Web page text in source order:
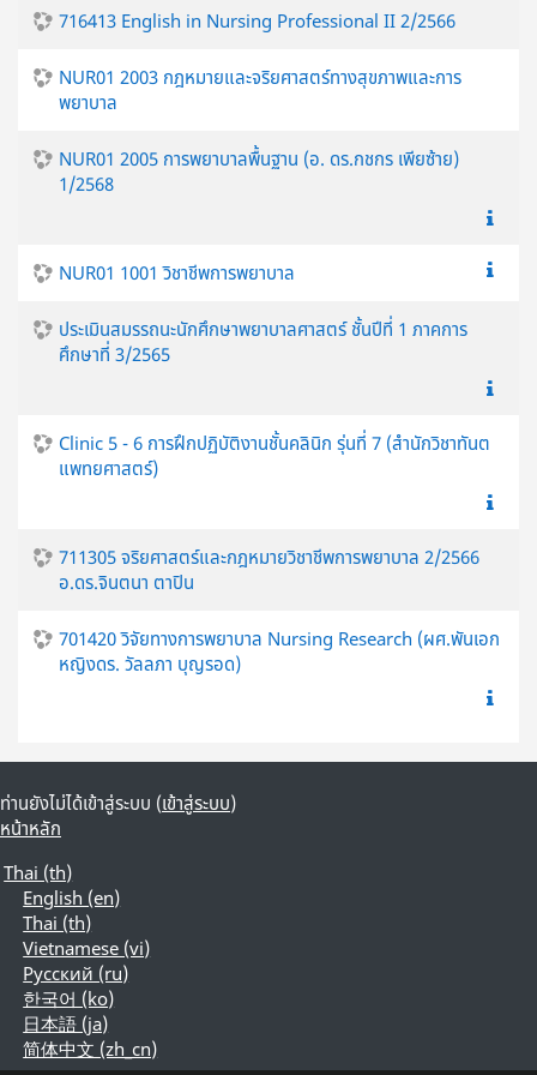
716413 English in Nursing Professional II 2/2566
NUR01 2003 กฎหมายและจริยศาสตร์ทางสุขภาพและการ
พยาบาล
NUR01 2005 การพยาบาลพื้นฐาน (อ. ดร.กชกร เพียซ้าย)
1/2568
NUR01 1001 วิชาชีพการพยาบาล
ประเมินสมรรถนะนักศึกษาพยาบาลศาสตร์ ชั้นปีที่ 1 ภาคการ
ศึกษาที่ 3/2565
Clinic 5 - 6 การฝึกปฏิบัติงานชั้นคลินิก รุ่นที่ 7 (สำนักวิชาทันต
แพทยศาสตร์)
711305 จริยศาสตร์และกฎหมายวิชาชีพการพยาบาล 2/2566
อ.ดร.จินตนา ตาปิน
701420 วิจัยทางการพยาบาล Nursing Research (ผศ.พันเอก
หญิงดร. วัลลภา บุญรอด)
ท่านยังไม่ได้เข้าสู่ระบบ (เข้าสู่ระบบ)
หน้าหลัก
Thai ‎(th)‎
English ‎(en)‎
Thai ‎(th)‎
Vietnamese ‎(vi)‎
Русский ‎(ru)‎
한국어 ‎(ko)‎
日本語 ‎(ja)‎
简体中文 ‎(zh_cn)‎